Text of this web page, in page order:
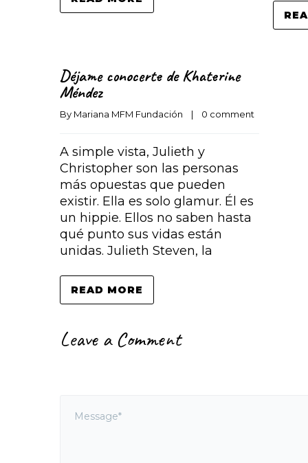
Déjame conocerte de Khaterine
Méndez
By Mariana MFM Fundación
    |
0 comment
A simple vista, Julieth y
Christopher son las personas
más opuestas que pueden
existir. Ella es solo glamur. Él es
un hippie. Ellos no saben hasta
qué punto sus vidas están
unidas. Julieth Steven, la
READ MORE
Leave a Comment